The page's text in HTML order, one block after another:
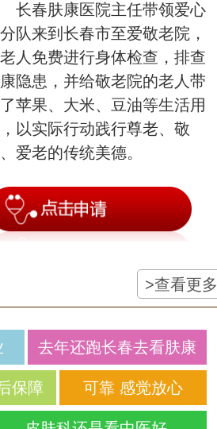
长春肤康医院主任带领爱心
队来到长春市至爱敬老院，
人免费进行身体检查，排查
隐患，并给敬老院的老人带
苹果、大米、豆油等生活用
以实际行动践行尊老、敬
爱老的传统美德。
>查看更多
去年还跑长春去看肤康
保障 可靠 感觉放心